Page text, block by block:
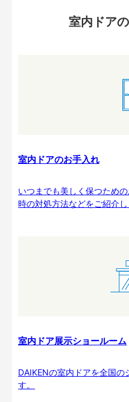
室内ドア
室内ドアのお手入れ
いつまでも美しく保つため
時の対処方法などをご紹介し
室内ドア展示ショールーム
DAIKENの室内ドアを全国の
す。